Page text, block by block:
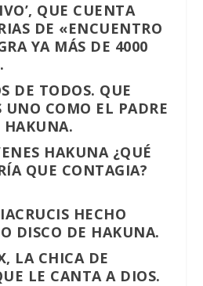
QUE CUENTA
DE «ENCUENTRO
YA MÁS DE 4000
DE TODOS. QUE
UNO COMO EL PADRE
HAKUNA.
HAKUNA ¿QUÉ
QUE CONTAGIA?
HECHO
DISCO DE HAKUNA.
LA CHICA DE
LE CANTA A DIOS.